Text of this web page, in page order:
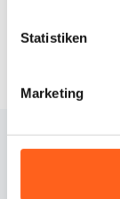
Statistiken
Marketing